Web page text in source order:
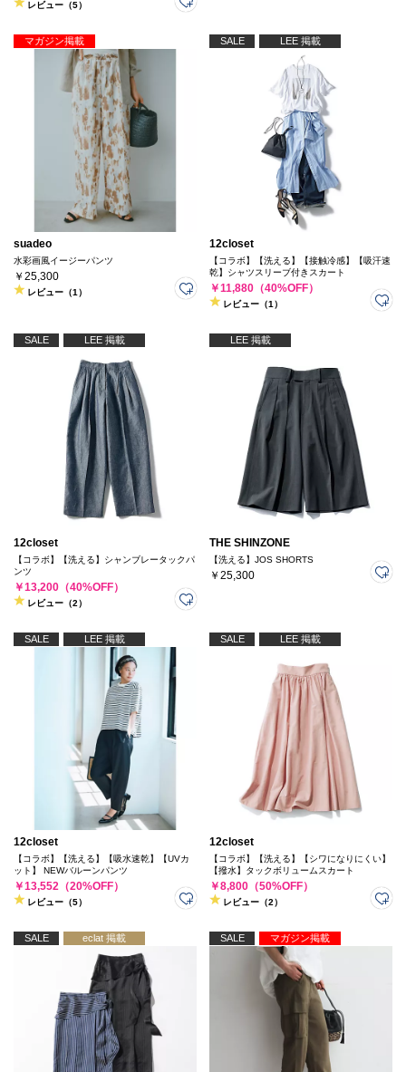
レビュー（5）
マガジン掲載
suadeo
水彩画風イージーパンツ
￥25,300
レビュー（1）
SALE LEE 掲載
12closet
【コラボ】【洗える】【接触冷感】【吸汗速
乾】シャツスリーブ付きスカート
￥11,880（40%OFF）
レビュー（1）
SALE LEE 掲載
12closet
【コラボ】【洗える】シャンブレータックパ
ンツ
￥13,200（40%OFF）
レビュー（2）
LEE 掲載
THE SHINZONE
【洗える】JOS SHORTS
￥25,300
SALE LEE 掲載
12closet
【コラボ】【洗える】【吸水速乾】【UVカ
ット】 NEWバルーンパンツ
￥13,552（20%OFF）
レビュー（5）
SALE LEE 掲載
12closet
【コラボ】【洗える】【シワになりにくい】
【撥水】タックボリュームスカート
￥8,800（50%OFF）
レビュー（2）
SALE eclat 掲載 SALE マガジン掲載